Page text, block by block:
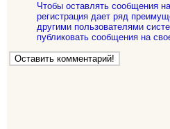
Чтобы оставлять сообщения
регистрация дает ряд
другими пользователями
публиковать сообщения на